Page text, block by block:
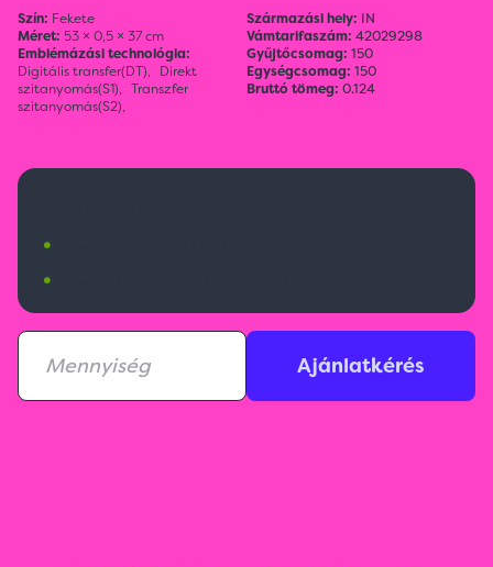
Szín: Fekete
Méret: 53 × 0,5 × 37 cm
Emblémázási technológia:
Digitális transfer(DT), Direkt
szitanyomás(S1), Transzfer
szitanyomás(S2),
Származási hely: IN
Vámtarifaszám: 42029298
Gyűjtőcsomag: 150
Egységcsomag: 150
Bruttó tömeg: 0.124
•
•
Ajánlatkérés